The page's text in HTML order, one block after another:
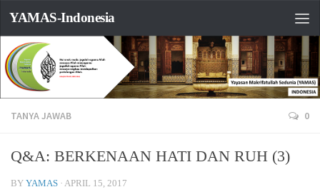
YAMAS-Indonesia
TANYA JAWAB 0
Q&A: BERKENAAN HATI DAN RUH (3)
BY YAMAS · APRIL 15, 2017